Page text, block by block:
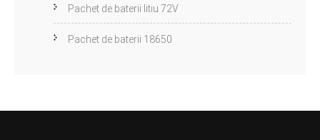
Pachet de baterii litiu 72V
Pachet de baterii 18650